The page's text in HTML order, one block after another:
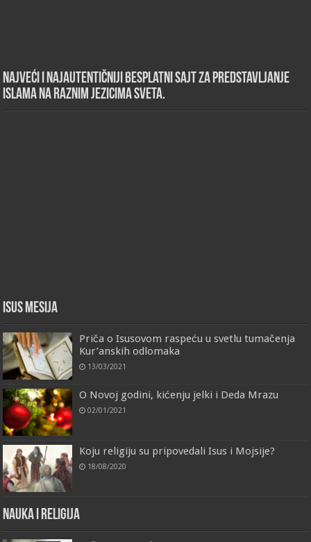
Najveći i najautentičniji besplatni sajt za predstavljanje
islama na raznim jezicima sveta.
Isus Mesija
Priča o Isusovom raspeću u svetlu tumačenja
Kur’anskih odlomaka
13/03/2021
O Novoj godini, kićenju jelki i Deda Mrazu
02/01/2021
Koju religiju su pripovedali Isus i Mojsije?
18/08/2020
Nauka i religija